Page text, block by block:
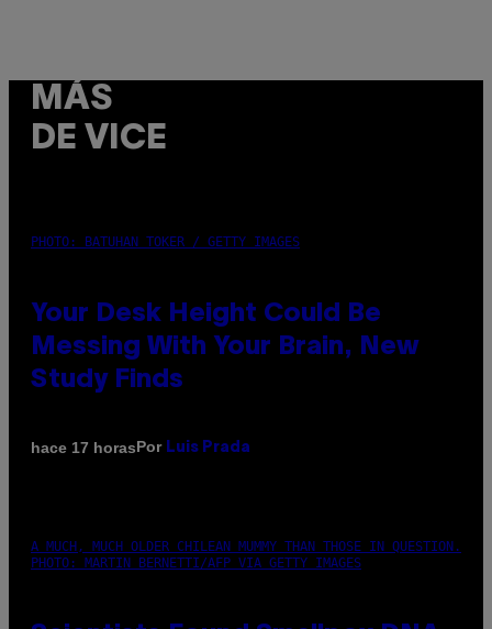
MÁS
DE VICE
PHOTO: BATUHAN TOKER / GETTY IMAGES
Your Desk Height Could Be
Messing With Your Brain, New
Study Finds
hace 17 horasPor Luis Prada
A MUCH, MUCH OLDER CHILEAN MUMMY THAN THOSE IN QUESTION.
PHOTO: MARTIN BERNETTI/AFP VIA GETTY IMAGES